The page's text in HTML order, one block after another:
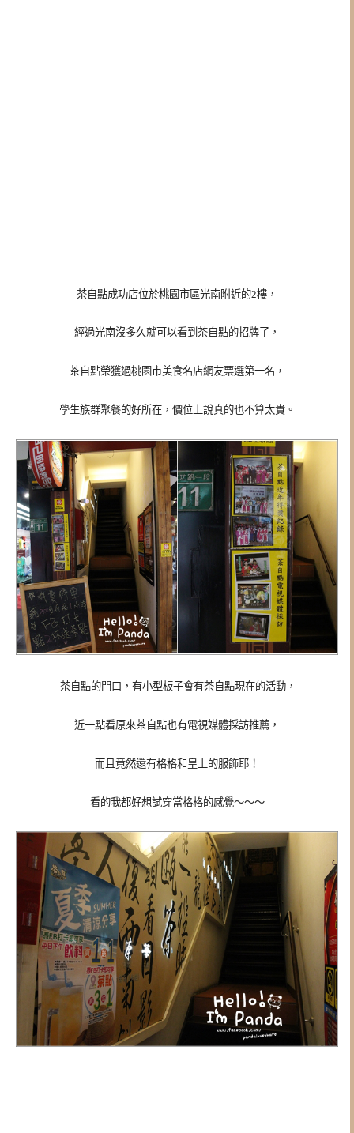
茶自點成功店位於桃園市區光南附近的2樓，
經過光南沒多久就可以看到茶自點的招牌了，
茶自點榮獲過桃園市美食名店網友票選第一名，
學生族群聚餐的好所在，價位上說真的也不算太貴。
茶自點的門口，有小型板子會有茶自點現在的活動，
近一點看原來茶自點也有電視媒體採訪推薦，
而且竟然還有格格和皇上的服飾耶！
看的我都好想試穿當格格的感覺～～～